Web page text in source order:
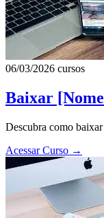
06/03/2026 cursos
Baixar
Descubra como
Acessar Curso →